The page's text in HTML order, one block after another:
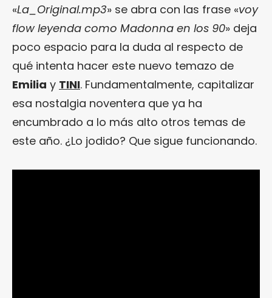
«La_Original.mp3» se abra con las frase «voy
flow leyenda como Madonna en los 90» deja
poco espacio para la duda al respecto de
qué intenta hacer este nuevo temazo de
Emilia y TINI. Fundamentalmente, capitalizar
esa nostalgia noventera que ya ha
encumbrado a lo más alto otros temas de
este año. ¿Lo jodido? Que sigue funcionando.